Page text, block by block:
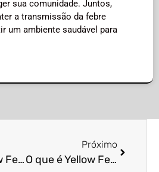
sua comunidade. Juntos,
a transmissão da febre
um ambiente saudável para
O que é Yellow Fever mosquito infecção?
Próximo
O que é Yellow Fever mosquito sintomas?